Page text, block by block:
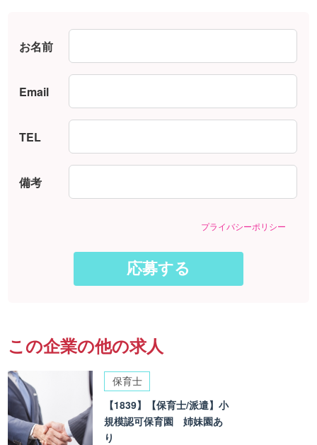
お名前
Email
TEL
備考
プライバシーポリシー
この企業の他の求人
保育士
【1839】【保育士/派遣】小
規模認可保育園 姉妹園あ
り